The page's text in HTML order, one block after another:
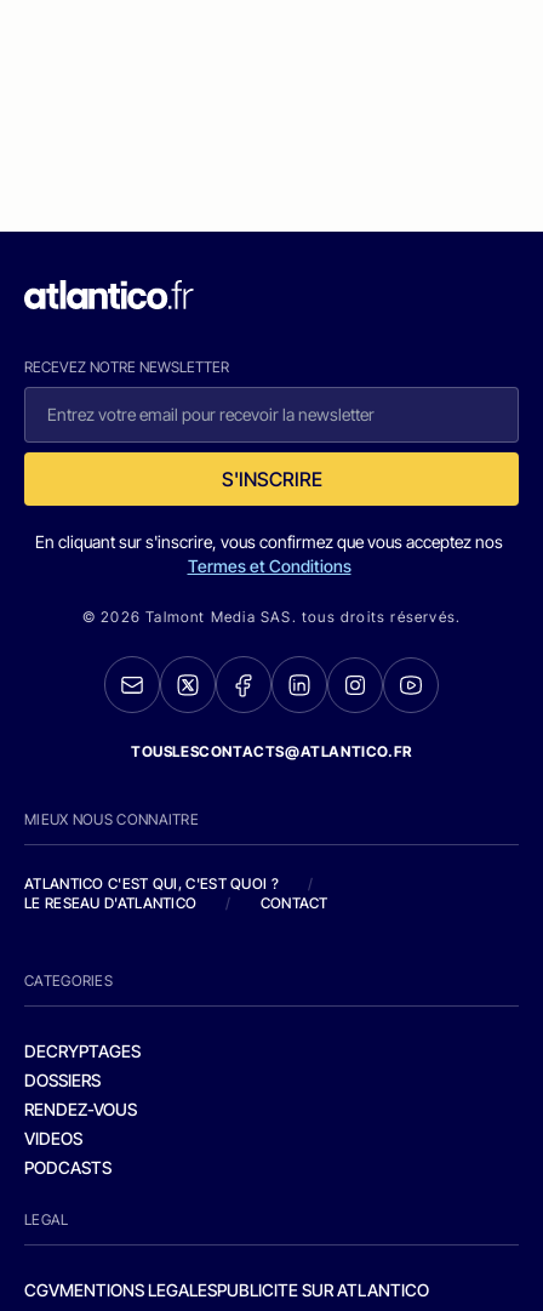
RECEVEZ NOTRE NEWSLETTER
S'INSCRIRE
En cliquant sur s'inscrire, vous confirmez que vous acceptez nos
Termes et Conditions
© 2026 Talmont Media SAS. tous droits réservés.
TOUSLESCONTACTS@ATLANTICO.FR
MIEUX NOUS CONNAITRE
ATLANTICO C'EST QUI, C'EST QUOI ?
/
LE RESEAU D'ATLANTICO
/ CONTACT
CATEGORIES
DECRYPTAGES
DOSSIERS
RENDEZ-VOUS
VIDEOS
PODCASTS
LEGAL
CGVMENTIONS LEGALESPUBLICITE SUR ATLANTICO